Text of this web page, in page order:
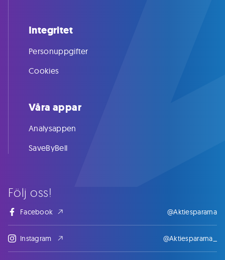
Följ oss!
Facebook @Aktiespararna
Instagram @Aktiespararna_
Integritet
Personuppgifter
Cookies
Våra appar
Analysappen
SaveByBell